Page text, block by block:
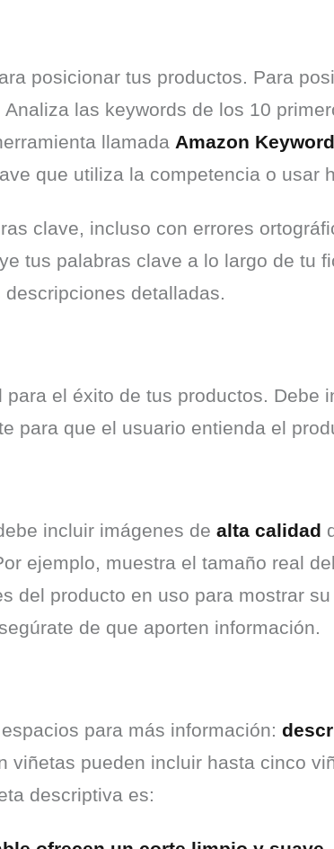
posicionar tus productos. Para
las keywords de los 10
llamada Amazon
que utiliza la competencia o usar
clave, incluso con errores
tus palabras clave a lo largo de tu
detalladas.
para el éxito de tus productos.
para que el usuario entienda el
incluir imágenes de alta calidad
ejemplo, muestra el tamaño real
del producto en uso para mostrar
de que aporten información.
para más información:
viñetas pueden incluir hasta cinco
descriptiva es: